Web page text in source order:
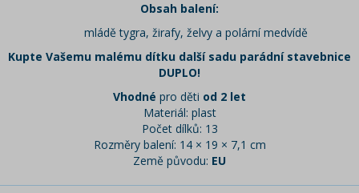
Obsah balení:
mládě tygra, žirafy, želvy a polární medvídě
Kupte Vašemu malému dítku další sadu parádní stavebnice
DUPLO!
Vhodné pro děti od 2 let
Materiál: plast
Počet dílků: 13
Rozměry balení: 14 × 19 × 7,1 cm
Země původu: EU